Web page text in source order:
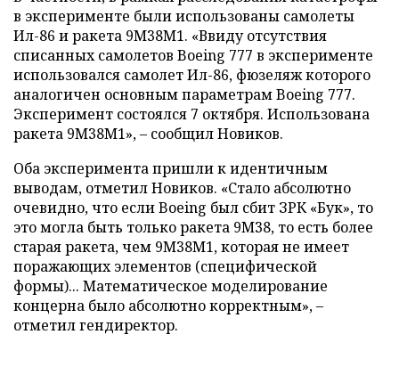
в эксперименте были использованы самолеты
Ил-86 и ракета 9М38М1. «Ввиду отсутствия
списанных самолетов Boeing 777 в эксперименте
использовался самолет Ил-86, фюзеляж которого
аналогичен основным параметрам Boeing 777.
Эксперимент состоялся 7 октября. Использована
ракета 9М38М1», – сообщил Новиков.
Оба эксперимента пришли к идентичным
выводам, отметил Новиков. «Стало абсолютно
очевидно, что если Boeing был сбит ЗРК «Бук», то
это могла быть только ракета 9М38, то есть более
старая ракета, чем 9М38М1, которая не имеет
поражающих элементов (специфической
формы)... Математическое моделирование
концерна было абсолютно корректным», –
отметил гендиректор.